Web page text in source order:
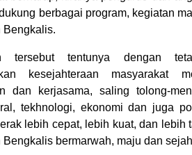
berbagai program, kegiatan
Bengkalis.
tersebut tentunya dengan
kesejahteraan masyarakat
dan kerjasama, saling tolong-
tekhnologi, ekonomi dan juga
lebih cepat, lebih kuat, dan lebih
Bengkalis bermarwah, maju dan